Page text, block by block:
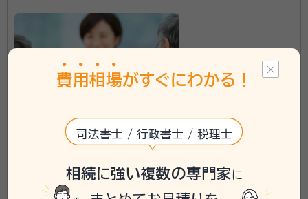
遺言・相続手続きを始め、シニアライフの安心のお手伝
約・死後事務委任契約など、ご依頼者様の状況を親身に
分析して、最適のプランをご提案致します。 エンディン
を承ります。 迅速で丁寧な対応を旨とし、ご依頼者様に
寄り添ったお手伝いを、力一杯させていただきます。
行政書士・FP技能士2級
静岡県行政書士会
沼津駅徒歩14分
静岡県沼津市大門町２６番地
費用 相場がすぐにわかる！
司法書士 / 行政書士 / 税理士
相続に強い複数の専門家に